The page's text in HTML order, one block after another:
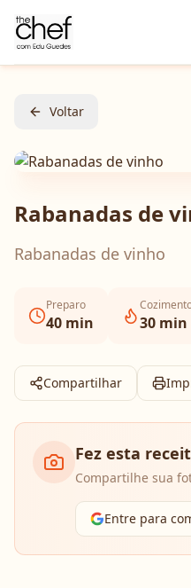
Voltar
Rabanadas de
Rabanadas de vinho
Preparo
40 min 30 min
Compartilhar
Fez esta
Compartilhe sua
Entre para